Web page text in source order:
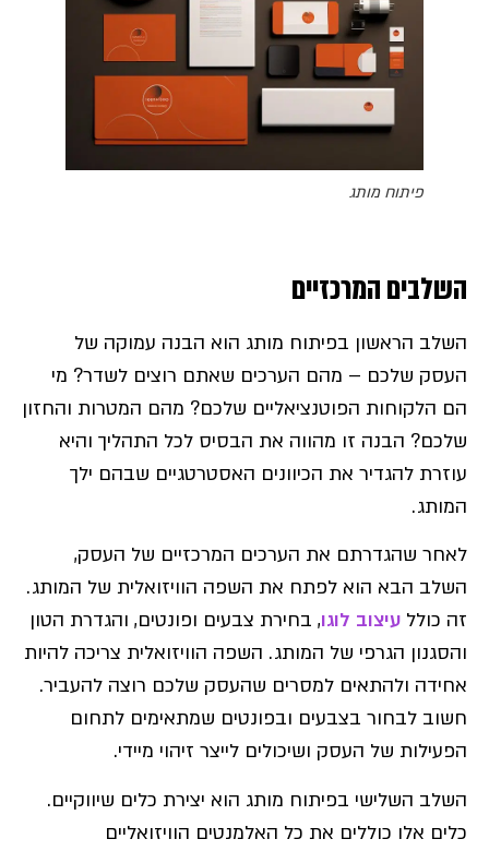
פיתוח מותג
השלבים המרכזיים
השלב הראשון בפיתוח מותג הוא הבנה עמוקה של
העסק שלכם – מהם הערכים שאתם רוצים לשדר? מי
הם הלקוחות הפוטנציאליים שלכם? מהם המטרות והחזון
שלכם? הבנה זו מהווה את הבסיס לכל התהליך והיא
עוזרת להגדיר את הכיוונים האסטרטגיים שבהם ילך
המותג.
לאחר שהגדרתם את הערכים המרכזיים של העסק,
השלב הבא הוא לפתח את השפה הוויזואלית של המותג.
זה כולל עיצוב לוגו, בחירת צבעים ופונטים, והגדרת הטון
והסגנון הגרפי של המותג. השפה הוויזואלית צריכה להיות
אחידה ולהתאים למסרים שהעסק שלכם רוצה להעביר.
חשוב לבחור בצבעים ובפונטים שמתאימים לתחום
הפעילות של העסק ושיכולים לייצר זיהוי מיידי.
השלב השלישי בפיתוח מותג הוא יצירת כלים שיווקיים.
כלים אלו כוללים את כל האלמנטים הוויזואליים